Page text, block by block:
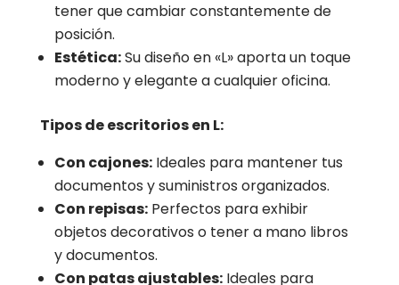
tener que cambiar constantemente de
posición.
Estética:Su diseño en «L» aporta un toque
moderno y elegante a cualquier oficina.
Tipos de escritorios en L:
Con cajones:Ideales para mantener tus
documentos y suministros organizados.
Con repisas:Perfectos para exhibir
objetos decorativos o tener a mano libros
y documentos.
Con patas ajustables:Ideales para